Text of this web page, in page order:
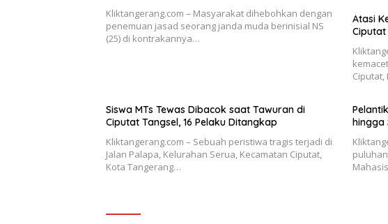
Kliktangerang.com – Masyarakat dihebohkan dengan
penemuan jasad seorang janda muda berinisial NS
(25) di kontrakannya…
Atasi
Ciputat,
Siswa MTs Tewas Dibacok saat Tawuran di
Ciputat Tangsel, 16 Pelaku Ditangkap
Kliktangerang.com – Sebuah peristiwa tragis terjadi di
Jalan Palapa, Kelurahan Serua, Kecamatan Ciputat,
Kota Tangerang…
hingga